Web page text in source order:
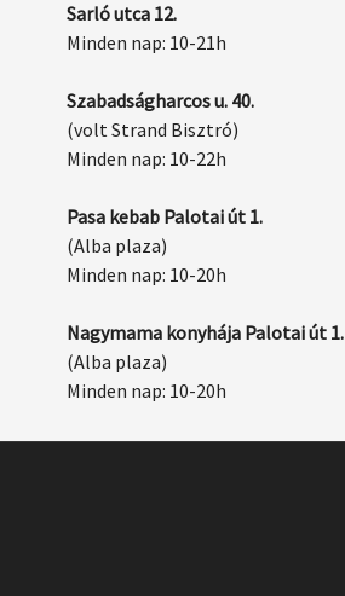
Sarló utca 12.
Minden nap: 10-21h
Szabadságharcos u. 40.
(volt Strand Bisztró)
Minden nap: 10-22h
Pasa kebab Palotai út 1.
(Alba plaza)
Minden nap: 10-20h
Nagymama konyhája Palotai út 1.
(Alba plaza)
Minden nap: 10-20h